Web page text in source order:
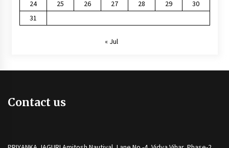
24
25 26 27 28 29
30
31
« Jul
Contact us